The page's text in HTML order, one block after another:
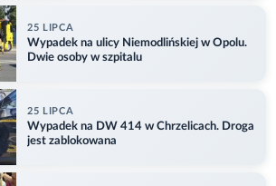
25 LIPCA
Wypadek na ulicy Niemodlińskiej w Opolu.
Dwie osoby w szpitalu
25 LIPCA
Wypadek na DW 414 w Chrzelicach. Droga
jest zablokowana